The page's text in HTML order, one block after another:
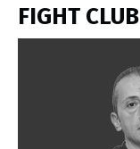
FIGHT CLUB